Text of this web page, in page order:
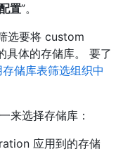
置”。
选要将 custom
体的存储库。 要了
储库表筛选组织中
来选择存储库：
应用到的存储